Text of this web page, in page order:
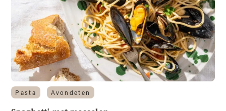
Pasta Avondeten